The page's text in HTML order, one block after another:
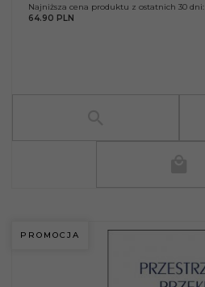
Najniższa cena produktu z ostatnich 30 dni:
64.90 PLN
PROMOCJA